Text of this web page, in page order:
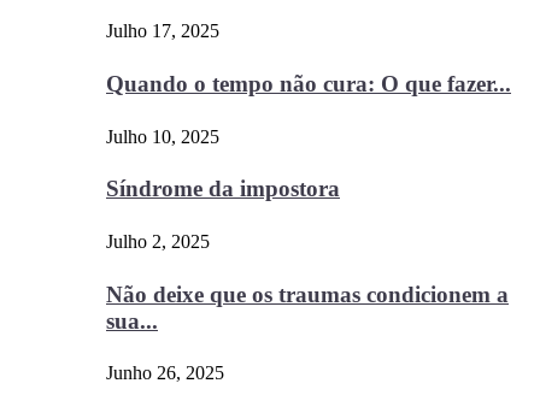
Julho 17, 2025
Quando o tempo não cura: O que fazer...
Julho 10, 2025
Síndrome da impostora
Julho 2, 2025
Não deixe que os traumas condicionem a
sua...
Junho 26, 2025